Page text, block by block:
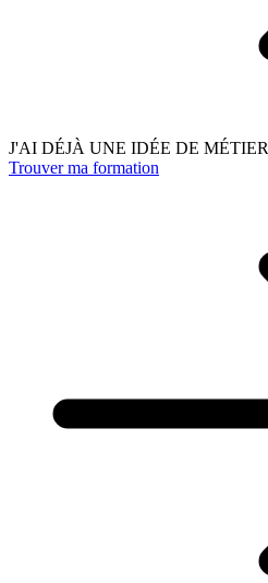
J'AI DÉJÀ UNE IDÉE DE MÉTIER
Trouver ma formation